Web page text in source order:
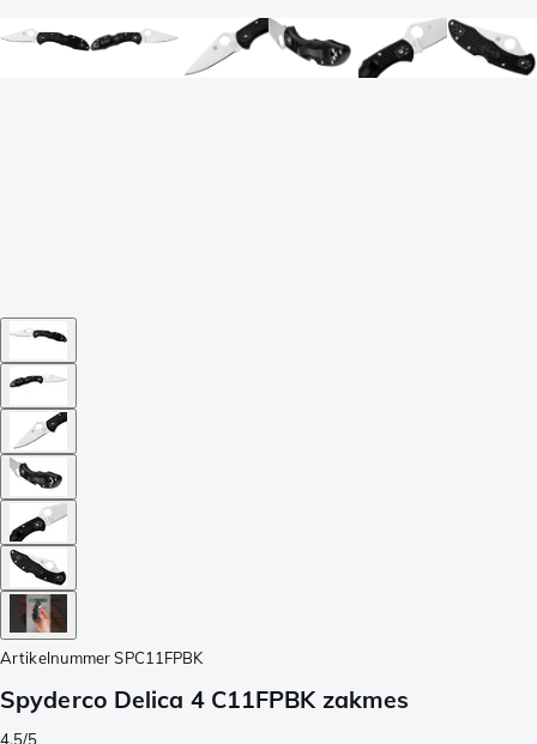
Artikelnummer SPC11FPBK
Spyderco Delica 4 C11FPBK zakmes
4.5/5